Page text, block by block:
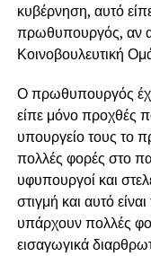
κυβέρνηση, αυτό
πρωθυπουργός, αν
Κοινοβουλευτική
Ο πρωθυπουργός
είπε μόνο προχθές
υπουργείο τους το
πολλές φορές στο
υφυπουργοί και
στιγμή και αυτό
υπάρχουν πολλές
εισαγωγικά